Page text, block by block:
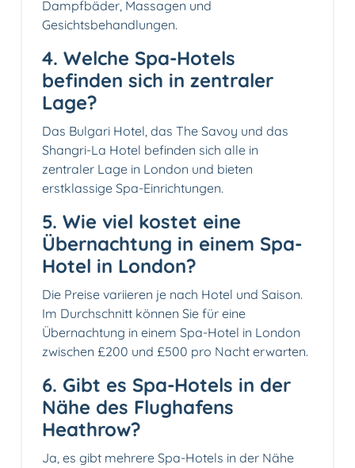
Dampfbäder, Massagen und
Gesichtsbehandlungen.
4. Welche Spa-Hotels
befinden sich in zentraler
Lage?
Das Bulgari Hotel, das The Savoy und das
Shangri-La Hotel befinden sich alle in
zentraler Lage in London und bieten
erstklassige Spa-Einrichtungen.
5. Wie viel kostet eine
Übernachtung in einem Spa-
Hotel in London?
Die Preise variieren je nach Hotel und Saison.
Im Durchschnitt können Sie für eine
Übernachtung in einem Spa-Hotel in London
zwischen £200 und £500 pro Nacht erwarten.
6. Gibt es Spa-Hotels in der
Nähe des Flughafens
Heathrow?
Ja, es gibt mehrere Spa-Hotels in der Nähe